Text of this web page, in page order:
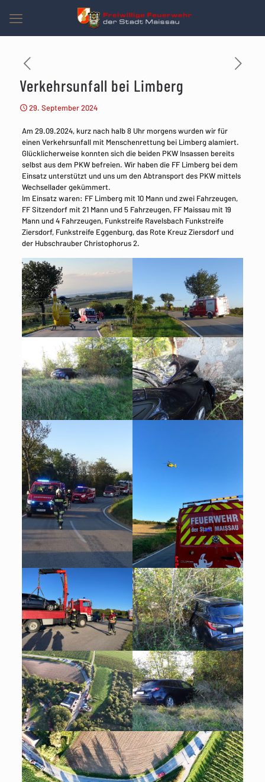
Verkehrsunfall bei Limberg
29. September 2024
Am 29.09.2024, kurz nach halb 8 Uhr morgens wurden wir für
einen Verkehrsunfall mit Menschenrettung bei Limberg alamiert.
Glücklicherweise konnten sich die beiden PKW Insassen bereits
selbst aus dem PKW befreien. Wir haben die FF Limberg bei dem
Einsatz unterstützt und uns um den Abtransport des PKW mittels
Wechsellader gekümmert.
Im Einsatz waren: FF Limberg mit 10 Mann und zwei Fahrzeugen,
FF Sitzendorf mit 21 Mann und 5 Fahrzeugen, FF Maissau mit 19
Mann und 4 Fahrzeugen, Funkstreife Ravelsbach Funkstreife
Ziersdorf, Funkstreife Eggenburg, das Rote Kreuz Ziersdorf und
der Hubschrauber Christophorus 2.